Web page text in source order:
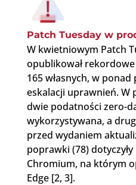
Patch Tuesday w
W kwietniowym Patch
opublikował
165 własnych, w
eskalacji uprawnień. W
dwie podatności zero-
wykorzystywana, a
przed wydaniem
poprawki (78)
Chromium, na którym
Edge [2, 3].